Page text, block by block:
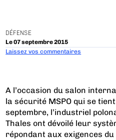
DÉFENSE
Le 07 septembre 2015
Laissez vos commentaires
A l’occasion du salon
la sécurité MSPO qui se
septembre, l’industriel
Thales ont dévoilé leur
répondant aux exigences